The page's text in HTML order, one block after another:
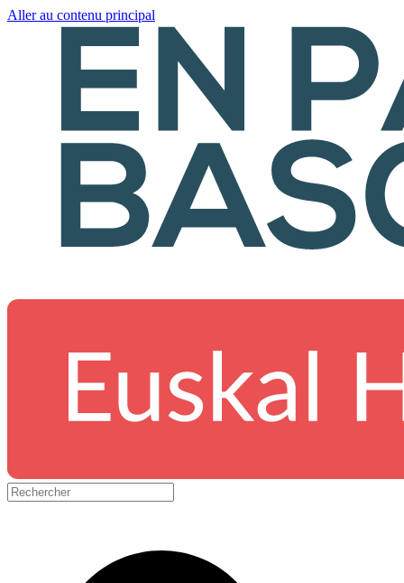
Aller au contenu principal